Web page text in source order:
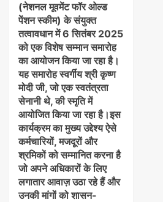
(नेशनल मूवमेंट फॉर ओल्ड
पेंशन स्कीम) के संयुक्त
तत्वावधान में 6 सितंबर 2025
को एक विशेष सम्मान समारोह
का आयोजन किया जा रहा है।
यह समारोह स्वर्गीय श्री कृष्ण
मोदी जी, जो एक स्वतंत्रता
सेनानी थे, की स्मृति में
आयोजित किया जा रहा है।​इस
कार्यक्रम का मुख्य उद्देश्य ऐसे
कर्मचारियों, मजदूरों और
श्रमिकों को सम्मानित करना है
जो अपने अधिकारों के लिए
लगातार आवाज़ उठा रहे हैं और
उनकी मांगों को शासन-